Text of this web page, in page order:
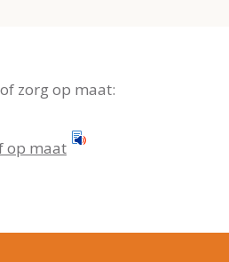
zorg op maat:
op maat